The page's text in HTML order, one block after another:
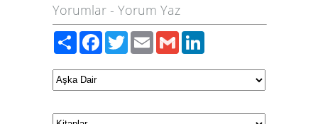
Yorumlar - Yorum Yaz
PaylaşFacebook
TwitterEmailGmail